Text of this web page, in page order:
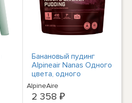
Банановый пудинг
Alpineair Nanas Одного
цвета, одного
размера
AlpineAire
2 358 ₽